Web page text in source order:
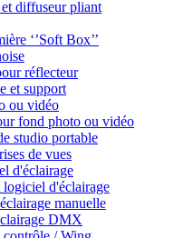
diffuseur pliant
‘’Soft Box’’
réflecteur
et support
ou vidéo
fond photo ou vidéo
studio portable
de vues
d'éclairage
logiciel d'éclairage
manuelle
DMX